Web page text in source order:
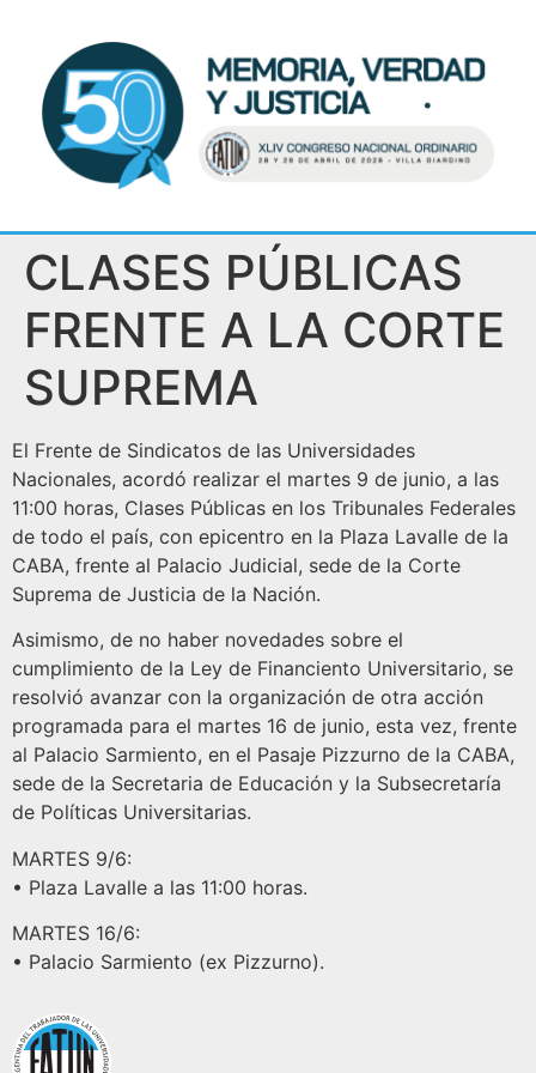
CLASES PÚBLICAS
FRENTE A LA CORTE
SUPREMA
El Frente de Sindicatos de las Universidades
Nacionales, acordó realizar el martes 9 de junio, a las
11:00 horas, Clases Públicas en los Tribunales Federales
de todo el país, con epicentro en la Plaza Lavalle de la
CABA, frente al Palacio Judicial, sede de la Corte
Suprema de Justicia de la Nación.
Asimismo, de no haber novedades sobre el
cumplimiento de la Ley de Financiento Universitario, se
resolvió avanzar con la organización de otra acción
programada para el martes 16 de junio, esta vez, frente
al Palacio Sarmiento, en el Pasaje Pizzurno de la CABA,
sede de la Secretaria de Educación y la Subsecretaría
de Políticas Universitarias.
MARTES 9/6:
•⁠ Plaza Lavalle a las 11:00 horas.
MARTES 16/6:
•⁠ Palacio Sarmiento (ex Pizzurno).